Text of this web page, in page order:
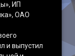
ИП
ОАО
и выпустил